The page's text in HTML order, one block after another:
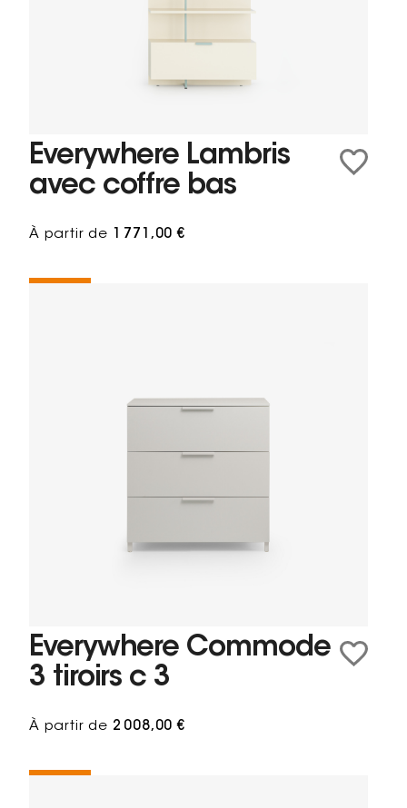
Everywhere Lambris
avec coffre bas
À partir de 1 771,00 €
Everywhere Commode
3 tiroirs c 3
À partir de 2 008,00 €